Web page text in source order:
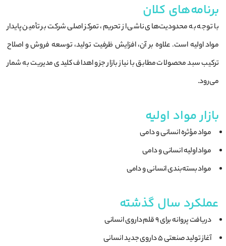
برنامه‌های کلان
با توجه به محدودیت‌های ناشی از تحریم، تمرکز اصلی شرکت بر تأمین پایدار
مواد اولیه است. علاوه بر آن، افزایش ظرفیت تولید، توسعه فروش و اصلاح
ترکیب سبد محصولات مطابق با نیاز بازار جزو اهداف کلیدی مدیریت به شمار
می‌رود.
بازار مواد اولیه
مواد مؤثره انسانی و دامی
مواد اولیه انسانی و دامی
مواد بسته‌بندی انسانی و دامی
عملکرد سال گذشته
دریافت پروانه برای 9 قلم داروی انسانی
آغاز تولید صنعتی 5 داروی جدید انسانی